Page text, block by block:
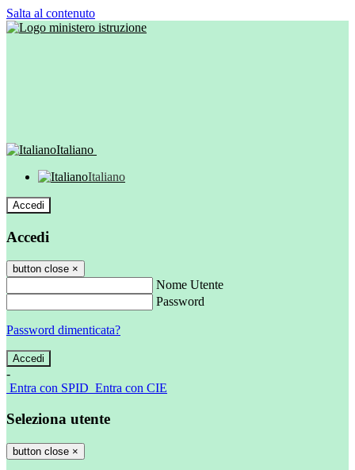
Salta al contenuto
Italiano
Italiano
Accedi
Accedi
button close ×
Nome Utente
Password
Password dimenticata?
-
Entra con SPID Entra con CIE
Seleziona utente
button close ×